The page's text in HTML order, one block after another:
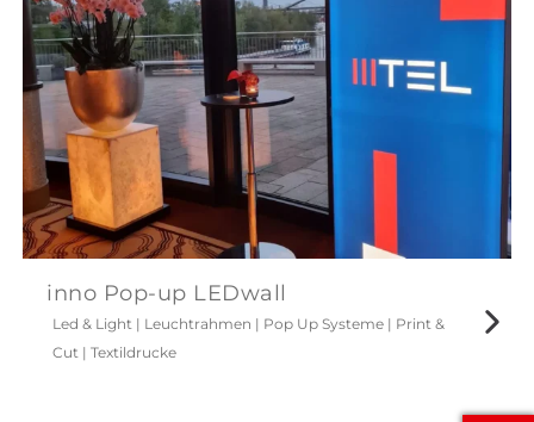
inno Pop-up LEDwall
Led & Light | Leuchtrahmen | Pop Up Systeme | Print &
Cut | Textildrucke